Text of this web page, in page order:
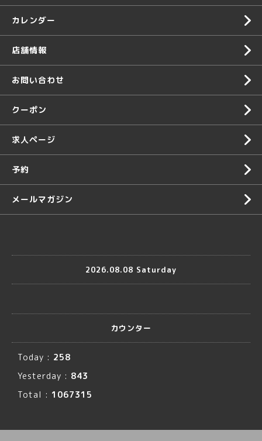
カレンダー
店舗情報
お問い合わせ
クーポン
求人ページ
予約
メールマガジン
2026.08.08 Saturday
カウンター
Today : 258
Yesterday : 843
Total : 1067315